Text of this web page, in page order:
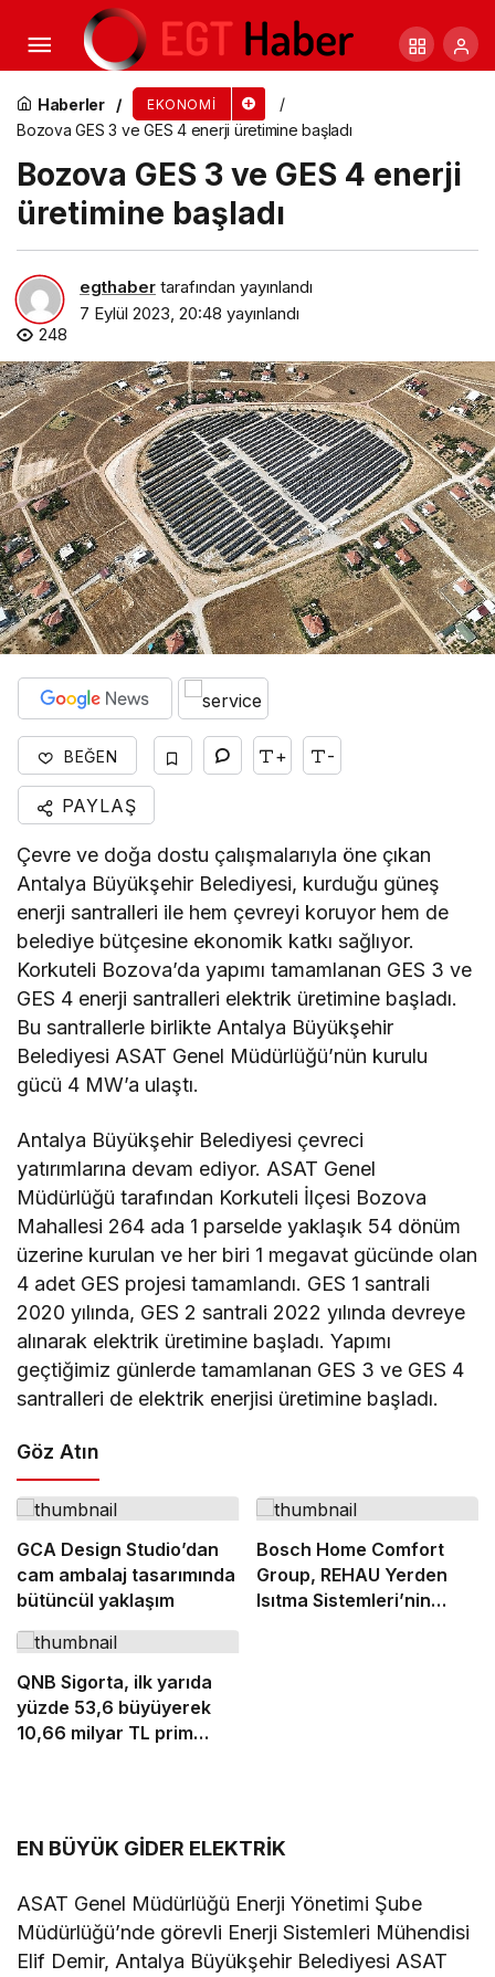
Haberler EKONOMI
Bozova GES 3 ve GES 4 enerji üretimine başladı
Bozova GES 3 ve GES 4 enerji
üretimine başladı
egthaber tarafından yayınlandı
7 Eylül 2023, 20:48 yayınlandı
248
BEĞEN + -
PAYLAŞ
Çevre ve doğa dostu çalışmalarıyla öne çıkan
Antalya Büyükşehir Belediyesi, kurduğu güneş
enerji santralleri ile hem çevreyi koruyor hem de
belediye bütçesine ekonomik katkı sağlıyor.
Korkuteli Bozova’da yapımı tamamlanan GES 3 ve
GES 4 enerji santralleri elektrik üretimine başladı.
Bu santrallerle birlikte Antalya Büyükşehir
Belediyesi ASAT Genel Müdürlüğü’nün kurulu
gücü 4 MW’a ulaştı.
Antalya Büyükşehir Belediyesi çevreci
yatırımlarına devam ediyor. ASAT Genel
Müdürlüğü tarafından Korkuteli İlçesi Bozova
Mahallesi 264 ada 1 parselde yaklaşık 54 dönüm
üzerine kurulan ve her biri 1 megavat gücünde olan
4 adet GES projesi tamamlandı. GES 1 santrali
2020 yılında, GES 2 santrali 2022 yılında devreye
alınarak elektrik üretimine başladı. Yapımı
geçtiğimiz günlerde tamamlanan GES 3 ve GES 4
santralleri de elektrik enerjisi üretimine başladı.
Göz Atın
GCA Design Studio’dan
cam ambalaj tasarımında
bütüncül yaklaşım
Bosch Home Comfort
Group, REHAU Yerden
Isıtma Sistemleri’nin
QNB Sigorta, ilk yarıda
yüzde 53,6 büyüyerek
10,66 milyar TL prim
EN BÜYÜK GİDER ELEKTRİK
ASAT Genel Müdürlüğü Enerji Yönetimi Şube
Müdürlüğü’nde görevli Enerji Sistemleri Mühendisi
Elif Demir, Antalya Büyükşehir Belediyesi ASAT
Zorunlu Afet Sigortası Eşya Hasarını da